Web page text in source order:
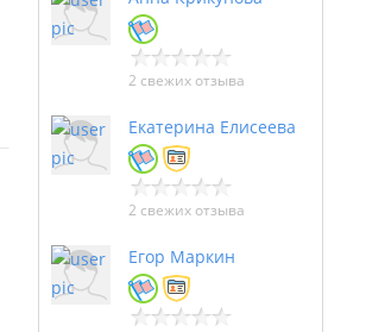
2 свежих отзыва
Екатерина Елисеева
2 свежих отзыва
Егор Маркин